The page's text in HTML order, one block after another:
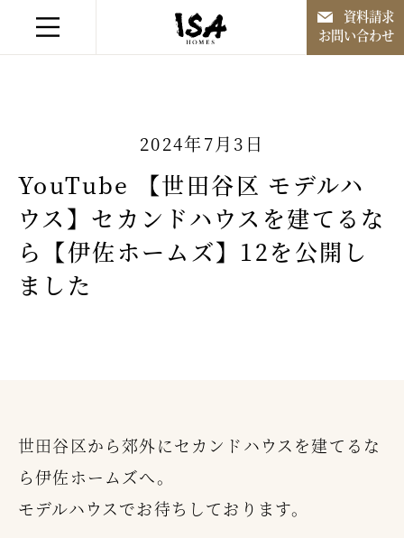
住宅作品
住宅作品以外
資料請求
お問い合わせ
2024年7月3日
YouTube 【世田谷区 モデルハ
ウス】セカンドハウスを建てるな
ら【伊佐ホームズ】12を公開し
ました
世田谷区から郊外にセカンドハウスを建てるな
ら伊佐ホームズへ。
モデルハウスでお待ちしております。